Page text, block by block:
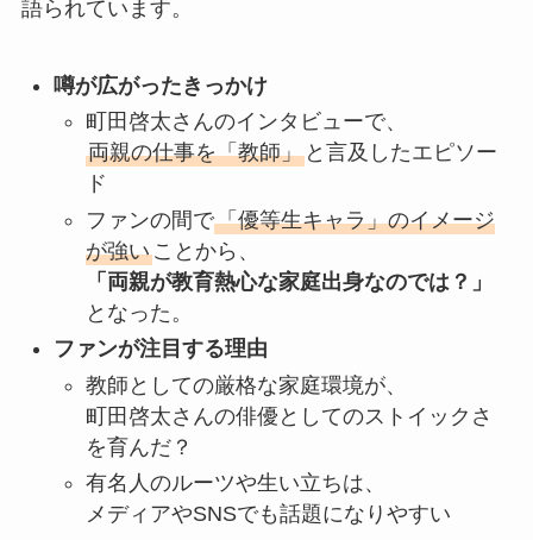
語られています。
噂が広がったきっかけ
町田啓太さんのインタビューで、
両親の仕事を「教師」と言及したエピソー
ド
ファンの間で「優等生キャラ」のイメージ
が強いことから、
「両親が教育熱心な家庭出身なのでは？」
となった。
ファンが注目する理由
教師としての厳格な家庭環境が、
町田啓太さんの俳優としてのストイックさ
を育んだ？
有名人のルーツや生い立ちは、
メディアやSNSでも話題になりやすい